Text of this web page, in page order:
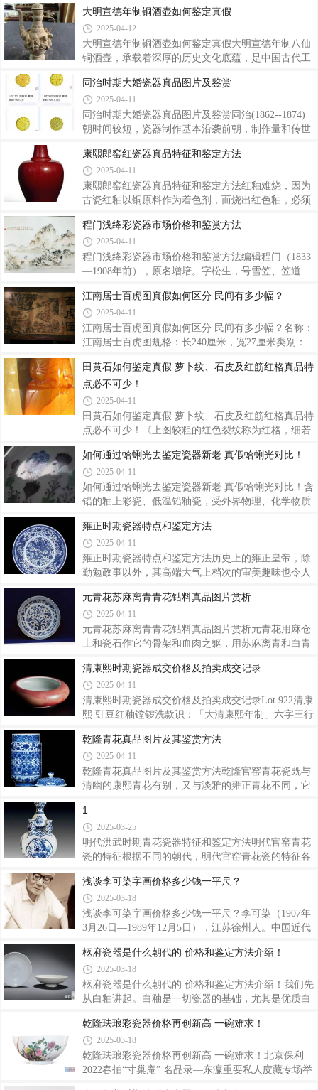
追溯至五代时期，当时主要烧制青瓷和白瓷，产品以
盘、碗为主。进入北宋早期，湖田窑普遍使用仰烧
法，烧造青白瓷唇口、葵口碗，但此时造型简单，
长人物画的绍兴人金古良精心绘制，再经康熙时御殿
刻工朱圭镌刻完成，是清初浙派版画的经典之作。
《无双谱》从秦末到南宋末的 1489 年中，精心挑选
出 40 位举世无双的人物，上至帝王将相，下至孝女
诗人李白等。画谱以图文并茂的形式呈现，不仅人物
造型生动传神，刻工精美绝伦，而且每帧都配有朗朗
上口的乐府诗，毛奇龄在序中称赞其 “是谱名
大明宣德年制铜酒壶如何鉴定真假
2025-04-12
大明宣德年制铜酒壶如何鉴定真假大明宣德年制八仙
铜酒壶，承载着深厚的历史文化底蕴，是中国古代工
间（1426 年 - 1435 年），正值明朝国力强盛、经济
繁荣的时期 ，文化艺术领域也迎来了蓬勃发展的黄金
阶段。明宣宗朱瞻基是一位极具艺术修养和品味的皇
帝，他对各类工艺品的制作极为重视，不仅大力支
艺品制作达到了前所未有的高度。在宣德皇帝的倡导
下，宫廷集中了全国最优秀的工匠，他们汇聚一堂，
将各自精湛的技艺发挥得淋漓尽致，共同致力
同治时期大婚瓷器真品图片及鉴赏
2025-04-11
同治时期大婚瓷器真品图片及鉴赏同治(1862--1874)
朝时间较短，瓷器制作基本沿袭前朝，制作量和传世
用瓷，一般器型硕大，彩绘多红，寓意多为龙凤呈
祥、吉祥如意、多子多福、鸿喜齐天等，但存世极少;
其二为慈禧用瓷，器物一般款识为口沿下有“大雅
斋”楷书款及“天地一家春”印章式篆书宽、外底有“永
工艺美术”专场上，四件同治大婚瓷引起现场藏友的
关注和追捧，即使器身有瑕，也没有阻碍买家们的出
价热情。| 清同治 黄釉粉彩百蝶纹盘 || 清
康熙郎窑红瓷器真品特征和鉴定方法
2025-04-11
康熙郎窑红瓷器真品特征和鉴定方法红釉难烧，因为
古瓷红釉以铜原料作为着色剂，而烧出红色釉，必须
求很严。在明代早期永乐。宣德年间，景德镇窑才正
真烧成通体鲜红的高温铜红釉瓷器。但是到了明代中
期，红釉的烧造技术就失传了。历经了400余年，到
了清代康熙晚期，郞窑才又成功的烧制出高温铜红釉
釉中较鲜艳的一种，其釉面光洁透亮，有玻璃质感，
开纹片并有牛毛纹，釉色深浅不一。色深者红艳，
有“明如镜、润如玉、赤如血”的特征，其釉色莹
程门浅绛彩瓷器市场价格和鉴赏方法
2025-04-11
程门浅绛彩瓷器市场价格和鉴赏方法编辑程门（1833
—1908年前），原名增培。字松生，号雪笠、笠道
成者。《黟县四志·人物志》中记：“程门……幼聪
慧，工书善画，作行书随意为之，有不衫不履游行自
如之致。画尤精妙绝伦，凡山水、人物、花卉以至
鸟、鱼、虫、兽兼擅其长。其得力于唐宋元明及国初
北，赏鉴家得其片纸零嫌什袭藏之。”又张鸣坷《寒
松阁谈艺琐录》中记：“程雪笠（名）门，工山水花
卉，尝客景德镇画瓷器，有得一杯一碗者皆球壁视
江南居士百虎图真假如何区分 民间有多少幅？
2025-04-11
江南居士百虎图真假如何区分 民间有多少幅？名称：
江南居士百虎图规格：长240厘米，宽27厘米类别：
疏密有致，老虎形象逼真而动静有宜，每个老虎安排
的非常认真精妙，绘画精细，纹络细腻，小到老虎的
牙齿、胡须、毛发都清晰可见，用笔迅疾而细致，线
条流畅而优雅，富有动感，仿佛画作中的老虎呼之欲
出，十分逼真，让人无不叹为观止，拍手叫绝，极具
王，一直受到汉民族的崇拜，是正义、勇猛、威严的
象征。自汉代以后，虎一直成为劳动人民喜爱的
田黄石如何鉴定真假 萝卜纹、石皮及红筋红格真品特
点必不可少！
2025-04-11
田黄石如何鉴定真假 萝卜纹、石皮及红筋红格真品特
点必不可少！《上图较粗的红色裂纹称为红格，细若
章，完全去除了石皮。》田黄石有三大特征．就是萝
卜纹、石皮及红筋格。这是田黄石区别于其他彩石的
最重要特征，并且这几大特征人工无法模仿制造。没
有这些特征的就肯定不是田黄石。所以，我们可以在
手感这几个方面来检测是否为田黄石。（黑色的石皮
称为乌鸦皮——卵形）此田黄石已经去皮，但是去除
不干净，下部仍有黄色的石皮—卵形田黄石的
如何通过蛤蜊光去鉴定瓷器新老 真假蛤蜊光对比！
2025-04-11
如何通过蛤蜊光去鉴定瓷器新老 真假蛤蜊光对比！含
铅的釉上彩瓷、低温铅釉瓷，受外界物理、化学物质
膜状物。日复一日，随着“瓷龄”增加，这种膜状物也
会慢慢地增加、增厚，达到一定厚度时，就会产生类
似蛤蜊壳里面那种闪烁的“光”，故人们称它为“蛤蜊
光”。再增厚到一定程度，还会出现“银色釉”，但“银
上彩瓷器中得出：大致要150年的“瓷龄”，才会出
现“蛤蜊光”现象。“蛤蜊光”对“瓷彩”不同等，快慢亦
有异，如蓝彩出现“蛤蜊光”
雍正时期瓷器特点和鉴定方法
2025-04-11
雍正时期瓷器特点和鉴定方法历史上的雍正皇帝，除
勤勉政事以外，其高端大气上档次的审美趣味也令人
朝，雍正的品味也是能脱颖而出的。尤其是雍正时期
的瓷器，简直堪称屹立于审美巅峰的奇迹。雍正时期
作为清朝盛世之一，其瓷器生产达到了历史最高水
平。这一时期的瓷器一改康熙时浑厚古拙之风，以造
俊秀，典雅精致，构思别致，线条柔和圆润，胎体选
料极精，壁薄体轻。雍正青花穿花游龙图大盘雍正青
花福禄寿扁瓶清末民初陶瓷专论力作《陶雅》一书
元青花苏麻离青青花钴料真品图片赏析
2025-04-11
元青花苏麻离青青花钴料真品图片赏析元青花用麻仓
土和瓷石作它的骨架和血肉之躯，用苏麻离青和白青
所以它在全世界拍卖史上屡屡创高价位记录，已经树
立起它的霸主地位。人们对元青花的青睐有增无减，
对元青花的研究也方兴未艾。同时，因为利益所驱
动，元青花的仿品也多起来了。任他怎么高仿，器型
上了，但拿高仿高手黄云鹏先生自己的话说只能模仿
百分之八十就不错了。《鬼谷子下山》元青花一拍
卖，黄云鹏先生很快把仿品做出来了，但把真的和
清康熙时期瓷器成交价格及拍卖成交记录
2025-04-11
清康熙时期瓷器成交价格及拍卖成交记录Lot 922清康
熙 豇⾖红釉镗锣洗款识：「⼤清康熙年制」六字三⾏
为康熙朝新创的⽂房名品，传世品⻅有豇⾖红釉、天
蓝釉品种，其中以豇⾖红釉最为著名。拍品敛口，扁
圆腹，器形规整，外壁满施豇⾖红釉，釉⾯莹润，耐
⼈寻味。豇⾖红为康熙红釉中最名贵的品种，因釉⾊
不同的釉⾯变化，按⾊泽深浅及斑块&#
乾隆青花真品图片及其鉴赏方法
2025-04-11
乾隆青花真品图片及其鉴赏方法乾隆官窑青花瓷既与
清幽的康熙青花有别，又与淡雅的雍正青花不同，它
种类丰富，色彩亮丽，画面多样，造型新奇。除传统
的白地青花外，乾隆朝的青花还是派生出许多新品
种，把原有的传统工艺提高到一个崭新的阶段。清乾
隆一朝六十年，是清代封建社会发展的鼎盛时期，瓷
的程度。此时，景德镇御窑厂规模庞大，在督陶官的
管理下，每年烧造各种瓷器都在数十万以上，烧出的
瓷器无论是工艺技巧还是装饰艺术都已达到了炉
1
2025-03-25
明代洪武时期青花瓷器特征和鉴定方法明代官窑青花
瓷的特征根据不同的朝代，明代官窑青花瓷的特征各
釉、造型、款识等方面区分。明洪武朝典型器至今确
定为洪武地层出土的器物共有三处发现。第一处是
1964年，南京明故宫出土的一批残片，第三处是景德
镇御窑厂出土的一批残片。它们虽然都不完整，但是
海博物馆藏青花“春寿”云龙纹梅瓶与河南博物馆收藏
的青花云龙纹玉壶春瓶为完整的典型器。明洪武朝的
青花明显少于釉里红，完整器更少，但从大量资
浅谈李可染字画价格多少钱一平尺？
2025-03-18
浅谈李可染字画价格多少钱一平尺？李可染（1907年
3月26日—1989年12月5日），江苏徐州人。中国近代
即喜绘画，13岁时学画山水。43岁任中央美术学院教
授，49岁为变革山水画，行程数万里旅行写生。72岁
任中国美术家协会副主席、中国画研究院院长。晚年
用笔趋于老辣。擅长画山水、人物，尤其擅长画牛。
山》等。代表画集有《李可染水墨写生画集》、《李
可染中国画集》、《李可染画牛》等。李可染另一件
巨幅革命题材心血力作《井冈山》估价调整为
柩府瓷器是什么朝代的 价格和鉴定方法介绍！
2025-03-18
柩府瓷器是什么朝代的 价格和鉴定方法介绍！我们先
从白釉讲起。白釉是一切瓷器的基础，尤其是优质白
色，白度不够高，瓷化程度也不高，无法跟后来景徳
镇的白瓷相比。明代福建德化还有一种特殊的白釉，
被称为“猪油白”，感觉非常膩，西方人管这种白白釉
叫“中中国白”，当时大量出口，但它也无法跟景德镇
乾隆珐琅彩瓷器价格再创新高 一碗难求！
2025-03-18
乾隆珐琅彩瓷器价格再创新高 一碗难求！北京保利
2022春拍“寸巢庵” 名品录—东瀛重要私人庋藏专场举